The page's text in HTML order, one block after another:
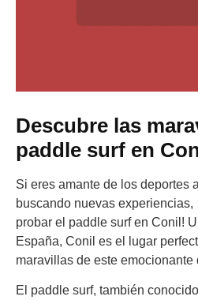
Descubre las
paddle surf en
Si eres amante de los deportes
buscando nuevas experiencias,
probar el paddle surf en Conil!
España, Conil es el lugar
maravillas de este emocionante
El paddle surf, también